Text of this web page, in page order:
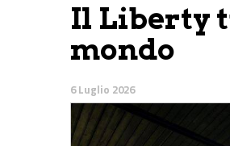
Il Liberty
mondo
6 Luglio 2026